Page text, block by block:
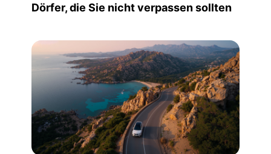
Dörfer, die Sie nicht verpassen sollten